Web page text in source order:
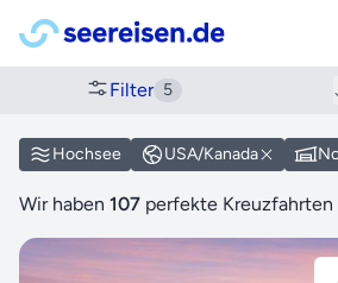
Filter 5
Hochsee USA/Kanada
Wir haben 107 perfekte